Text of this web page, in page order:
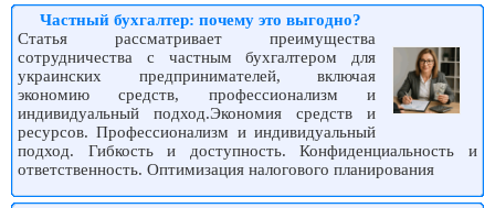
Частный бухгалтер: почему это выгодно?
Статья рассматривает преимущества
сотрудничества с частным бухгалтером для
украинских предпринимателей, включая
экономию средств, профессионализм и
индивидуальный подход.Экономия средств и
ресурсов. Профессионализм и индивидуальный
подход. Гибкость и доступность. Конфиденциальность и
ответственность. Оптимизация налогового планирования